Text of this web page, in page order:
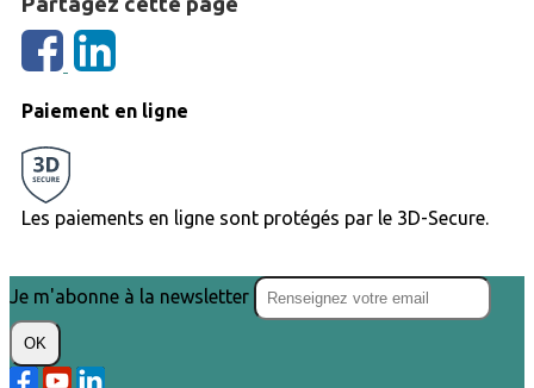
Paiement en ligne
Les paiements en ligne sont protégés par le 3D-Secure.
Je m'abonne à la newsletter
OK